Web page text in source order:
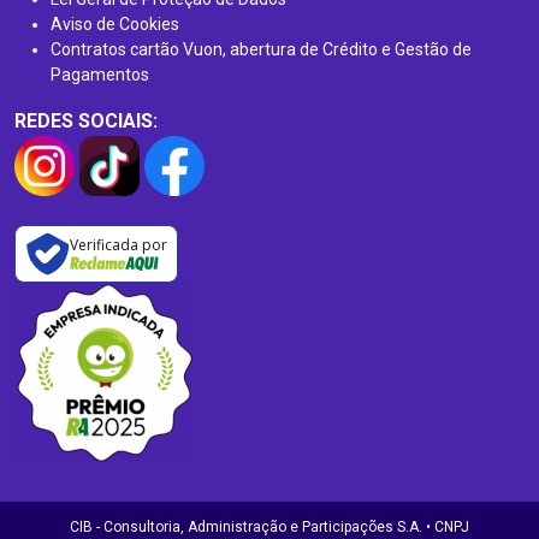
Aviso de Cookies
Contratos cartão Vuon, abertura de Crédito e Gestão de
Pagamentos
REDES SOCIAIS:
Verificada por
CIB - Consultoria, Administração e Participações S.A. • CNPJ